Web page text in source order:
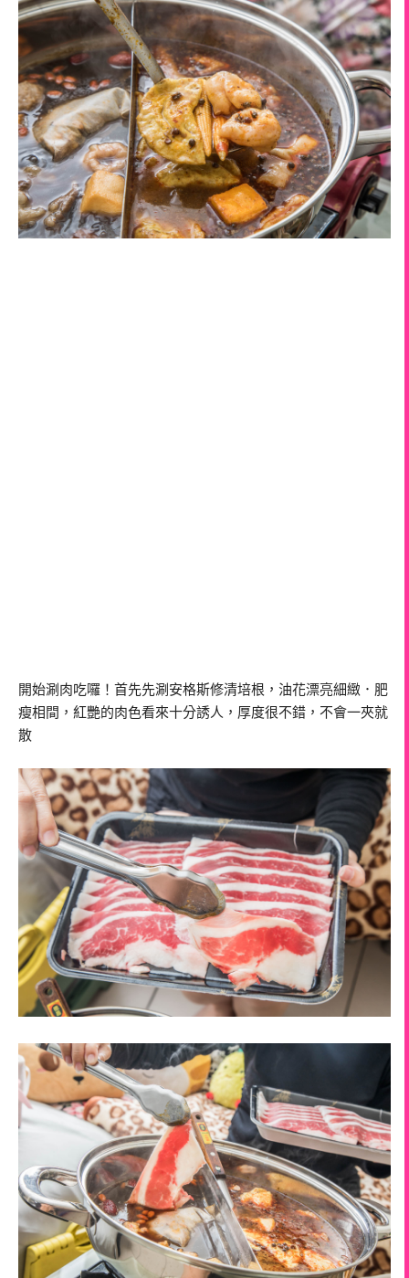
開始涮肉吃囉！首先先涮安格斯修清培根，油花漂亮細緻．肥
瘦相間，紅艷的肉色看來十分誘人，厚度很不錯，不會一夾就
散